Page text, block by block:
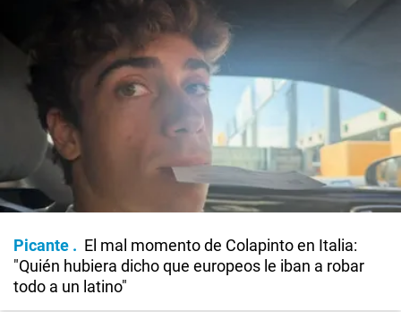
Picante
El mal momento de Colapinto en Italia:
"Quién hubiera dicho que europeos le iban a robar
todo a un latino"